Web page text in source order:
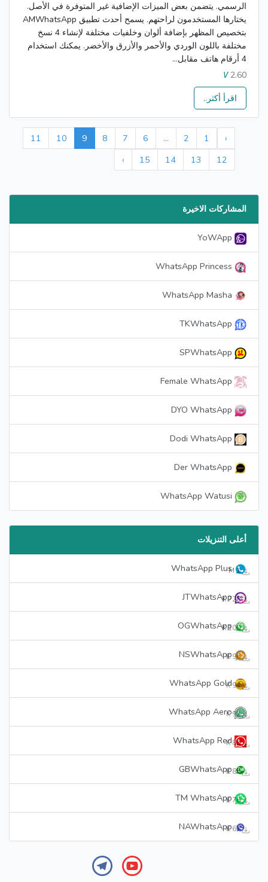
الرسمي. يتضمن بعض الميزات الإضافية غير المتوفرة في الأصل.
يختارها المستخدمون لراحتهم. يسمح أحدث تطبيق AMWhatsApp
بتخصيص المظهر بإضافة ألوان وخلفيات مختلفة لإنشاء 4 نسخ
مختلفة باللون الوردي والأحمر والأزرق والأخضر. يمكنك استخدام
4 أرقام هاتف مقابل...
V2.60
اقرأ أكثر..
‹
1
2
...
6
7
8
9
10
11
12
13
14
15
›
المشاركات الاخيرة
أعلى التنزيلات
WhatsApp Plus 1 M
JTWhatsApp 728 K
OGWhatsApp 100 K
NSWhatsApp 96 K
WhatsApp Gold 94 K
WhatsApp Aero 92 K
WhatsApp Red 86 K
GBWhatsApp 85 K
TM WhatsApp 76 K
NAWhatsApp 67 K